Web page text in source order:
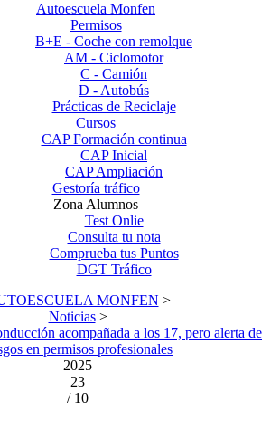
Autoescuela Monfen
Permisos
B+E - Coche con remolque
AM - Ciclomotor
C - Camión
D - Autobús
Prácticas de Reciclaje
Cursos
CAP Formación continua
CAP Inicial
CAP Ampliación
Gestoría tráfico
Zona Alumnos
Test Onlie
Consulta tu nota
Comprueba tus Puntos
DGT Tráfico
MONFEN >
Noticias>
acompañada a los 17, pero alerta de
en permisos profesionales
2025
23
/ 10